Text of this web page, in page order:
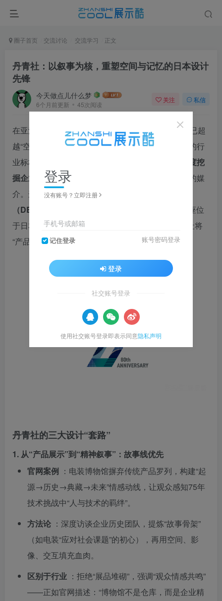
圈子首页 交流讨论 交流学习 正文
丹青社：以叙事为核，重塑空间与记忆的日本设计
先锋
今天做点儿什么梦
6个月前更新 45次阅读
关注 私信
在亚洲展览设计领域，丹青社（TANSEISHA）早已超
越“空间设计公司”的标签，成为“叙事驱动型博物馆”的行
业标杆。其核心方法论并非堆砌展品，而是通过
深度挖
掘企业或地域的精神内核
，将空间转化为承载故事的媒
介。这一理念在2025年6月正式开放的
（DENSO Museum）
项目中得到完美诠释——这座位
于日本爱知县刈谷市的全新企业博物馆，正是丹青社将
“产品陈列”升级为“企业叙事”的里程碑之作。
丹青社的三大设计“套路”
1. 从“产品展示”到“精神叙事”：故事线优先
官网案例 ：电装博物馆摒弃传统产品罗列，构建“起
源→历史→典藏→未来”情感动线，让观众感知75年
技术挑战中“人与技术的羁绊”。
方法论 ：深度访谈企业历史团队，提炼“故事骨架”
（如电装“应对社会课题”的初心），再用空间、影
像、交互填充血肉。
区别于行业 ：拒绝“展品堆砌”，强调“观众情感共鸣”
——正如官网描述：“博物馆不是仓库，而是企业精
登录
没有账号？立即注册
手机号或邮箱
记住登录 账号密码登录
登录
社交账号登录
使用社交账号登录即表示同意隐私声明